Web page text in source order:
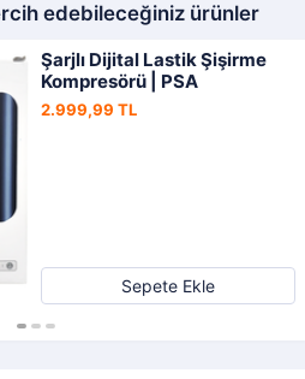
edebileceğiniz ürünler
Şarjlı Dijital Lastik Şişirme
Kompresörü | PSA
2.999,99 TL
Sepete Ekle